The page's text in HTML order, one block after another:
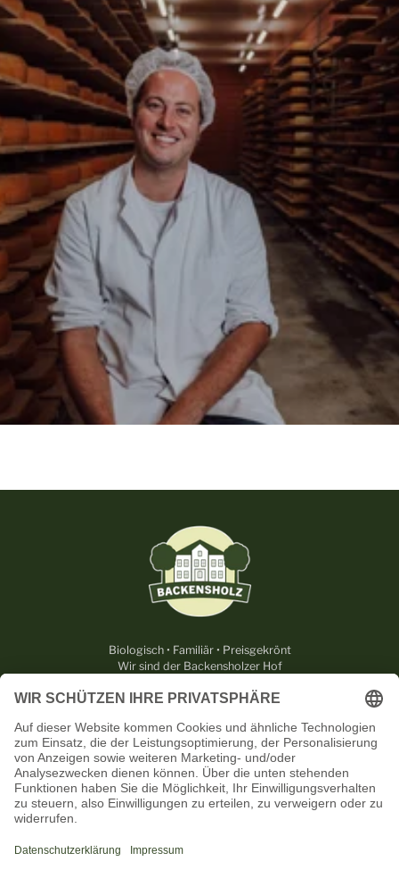
Zur Backensholz Story
Biologisch • Familiär • Preisgekrönt
Wir sind der Backensholzer Hof
NÜTZLICHES
KONTAKT
UNSERE PARTNER